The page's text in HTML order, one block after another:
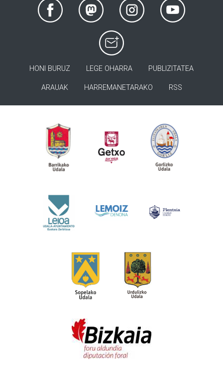
HONI BURUZ LEGE OHARRA PUBLIZITATEA
ARAUAK HARREMANETARAKO RSS